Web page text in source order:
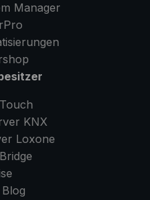
Manager
KNX
Loxone